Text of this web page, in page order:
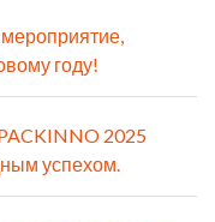
году!
2025
успехом.